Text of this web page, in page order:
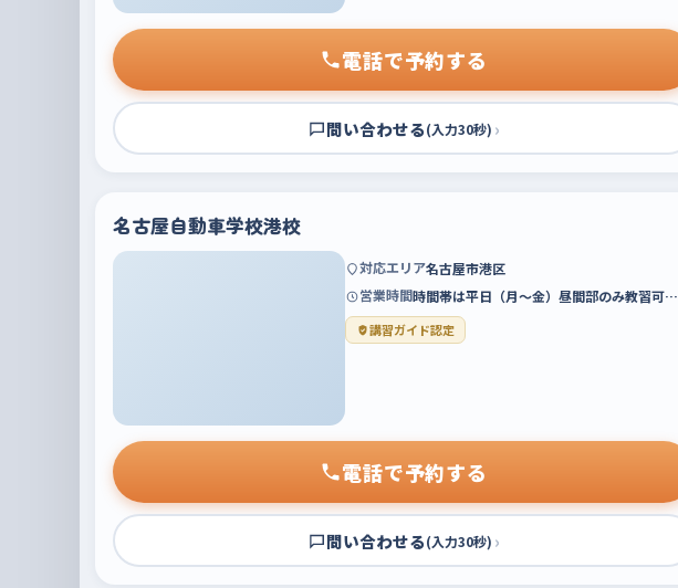
電話で予約する
問い合わせる(入力30秒) ›
名古屋自動車学校港校
対応エリア名古屋市港区
営業時間時間帯は平日（月～金）昼間部のみ教習可…
講習ガイド認定
電話で予約する
問い合わせる(入力30秒) ›